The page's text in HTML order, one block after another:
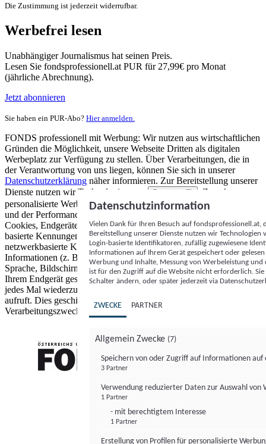
Die Zustimmung ist jederzeit widerrufbar.
Werbefrei lesen
Unabhängiger Journalismus hat seinen Preis.
Lesen Sie fondsprofessionell.at PUR für 27,99€ pro Monat
(jährliche Abrechnung).
Jetzt abonnieren
Sie haben ein PUR-Abo? Hier anmelden.
FONDS professionell mit Werbung: Wir nutzen aus wirtschaftlichen
Gründen die Möglichkeit, unsere Webseite Dritten als digitalen
Werbeplatz zur Verfügung zu stellen. Über Verarbeitungen, die in
der Verantwortung von uns liegen, können Sie sich in unserer
Datenschutzerklärung näher informieren. Zur Bereitstellung unserer
Dienste nutzen wir Technologien von
Partnern (5)
. Zwecke:
personalisierte Werbung und Inhalte, Messung von Werbeleistung
und der Performance von Inhalten sowie Zielgruppenforschung.
Cookies, Endgeräte- oder ähnliche Online-Kennungen (z. B. login-
basierte Kennungen, zufällig generierte Kennungen,
netzwerkbasierte Kennungen) können zusammen mit anderen
Informationen (z. B. Browsertyp und Browserinformationen,
Sprache, Bildschirmgröße, unterstützte Technologien usw.) auf
Ihrem Endgerät gespeichert oder von dort ausgelesen werden, um es
jedes Mal wiederzuerkennen, wenn es eine App oder einer Webseite
aufruft. Dies geschieht für einen oder mehrere der hier aufgeführten
Verarbeitungszwecke.
Datenschutzinformation
Vielen Dank für Ihren Besuch auf
Bereitstellung unserer Dienste nutzen wir Technologien
Login-basierte Identifikatoren, zufällig zugewiesene
Informationen auf Ihrem Gerät gespeichert oder
Werbung und Inhalte, Messung von Werbeleistung
ist für den Zugriff auf die Website nicht erforderlich.
Schalter ändern, oder später jederzeit via
ZWECKE PARTNER
Allgemein Zwecke (7)
Speichern von oder Zugriff auf Informationen auf
3 Partner
Verwendung reduzierter Daten zur Auswahl von
1 Partner
- mit berechtigtem Interesse
1 Partner
Erstellung von Profilen für personalisierte
FONDS professionell